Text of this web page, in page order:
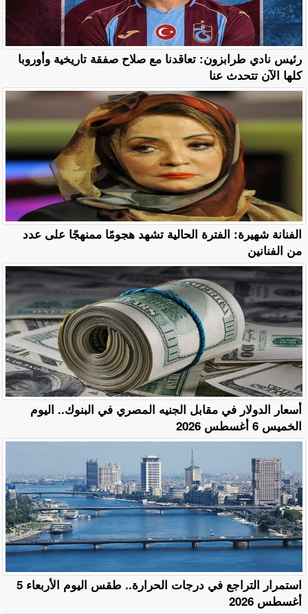
رئيس نادي طرابزون: تعاقدنا مع صلاح صفقة تاريخية وأوروبا
كلها الآن تتحدث عنا
الفنانة شهيرة: الفترة الحالية تشهد هجومًا ممنهجًا على عدد
من الفنانين
أسعار الدولار في مقابل الجنيه المصري في البنوك.. اليوم
الخميس 6 أغسطس 2026
استمرار التراجع في درجات الحرارة.. طقس اليوم الأربعاء 5
أغسطس 2026